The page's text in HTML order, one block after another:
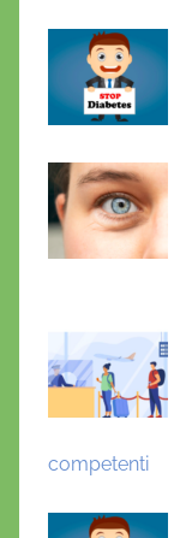
competenti